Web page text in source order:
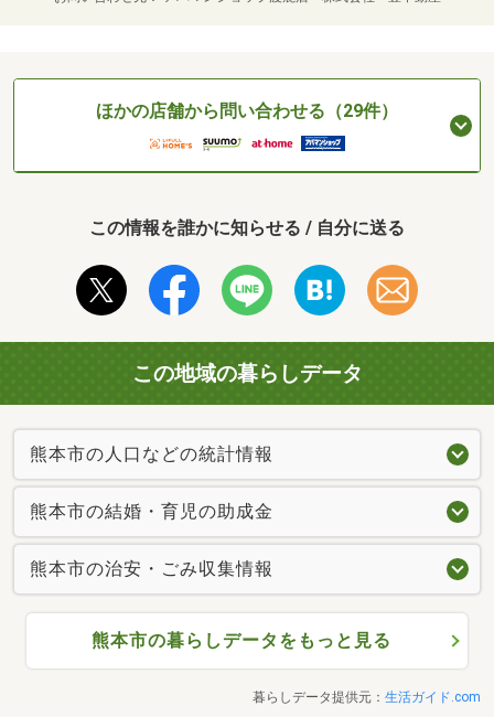
ほかの店舗から問い合わせる（29件）
この情報を誰かに知らせる / 自分に送る
この地域の暮らしデータ
熊本市の人口などの統計情報
熊本市の結婚・育児の助成金
熊本市の治安・ごみ収集情報
熊本市の暮らしデータをもっと見る
暮らしデータ提供元： 生活ガイド.com